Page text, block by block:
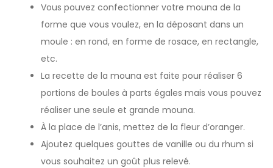
Vous pouvez confectionner votre mouna de la
forme que vous voulez, en la déposant dans un
moule : en rond, en forme de rosace, en rectangle,
etc.
La recette de la mouna est faite pour réaliser 6
portions de boules à parts égales mais vous pouvez
réaliser une seule et grande mouna.
À la place de l’anis, mettez de la fleur d’oranger.
Ajoutez quelques gouttes de vanille ou du rhum si
vous souhaitez un goût plus relevé.